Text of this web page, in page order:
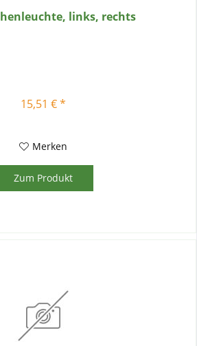
links, rechts
15,51 € *
Merken
Zum Produkt